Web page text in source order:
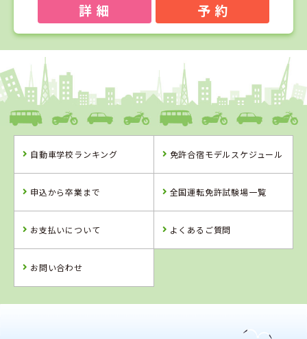
詳 細 予 約
1
福岡県
アイルモータースクール門司
詳 細 予 約
スクール門司
詳 細
自動車学校ランキング 免許合宿モデルスケジュール
申込から卒業まで 全国運転免許試験場一覧
お支払いについて よくあるご質問
お問い合わせ